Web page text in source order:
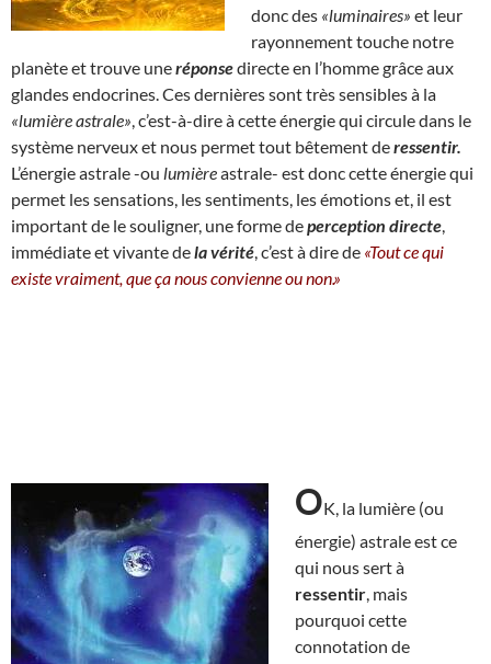
donc des «luminaires» et leur
rayonnement touche notre
planète et trouve uneréponsedirecte en l’homme grâce aux
glandes endocrines. Ces dernières sont très sensibles à la
«lumière astrale» , c’est-à-dire à cette énergie qui circule dans le
système nerveux et nous permet tout bêtement deressentir.
L’énergie astrale -ou lumièreastrale- est donc cette énergie qui
permet les sensations, les sentiments, les émotions et, il est
important de le souligner, une forme deperception directe
immédiate et vivante dela vérité , c’est à dire de «Tout ce qui
existe vraiment, que ça nous convienne ou non.»
OK, la lumière (ou
énergie) astrale est ce
qui nous sert à
ressentir , mais
pourquoi cette
connotation de